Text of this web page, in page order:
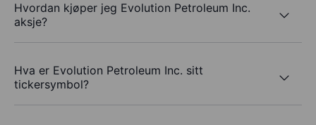
Hvordan kjøper jeg Evolution Petroleum Inc.
aksje?
Hva er Evolution Petroleum Inc. sitt
tickersymbol?